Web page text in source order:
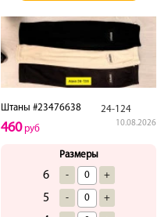
Штаны #23476638 24-124
10.08.2026
460руб
Размеры
6 - +
5 - +